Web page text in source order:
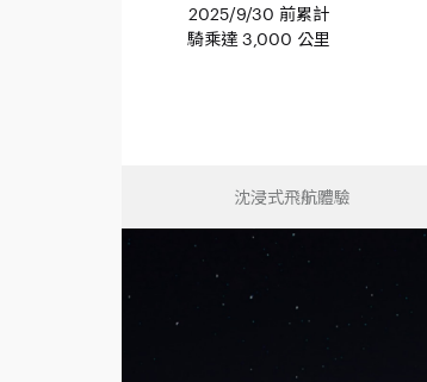
2025/9/30 前累計
騎乘達 3,000 公里
沈浸式飛航體驗